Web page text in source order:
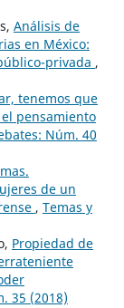
Análisis de
en México:
privada ,
tenemos que
pensamiento
Núm. 40
de un
, Temas y
Propiedad de
35 (2018)